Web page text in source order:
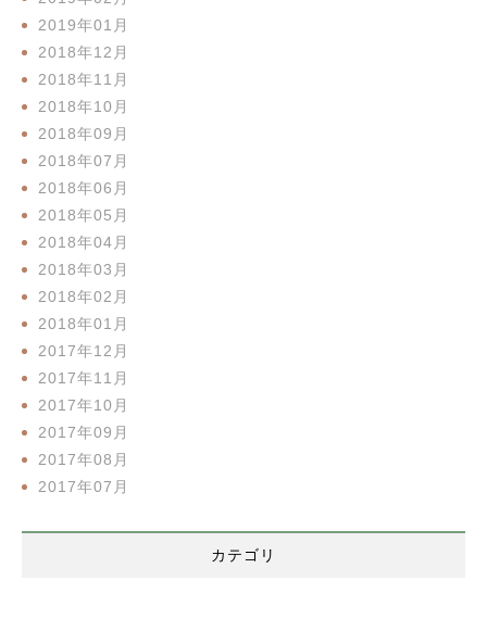
2019年01月
2018年12月
2018年11月
2018年10月
2018年09月
2018年07月
2018年06月
2018年05月
2018年04月
2018年03月
2018年02月
2018年01月
2017年12月
2017年11月
2017年10月
2017年09月
2017年08月
2017年07月
カテゴリ